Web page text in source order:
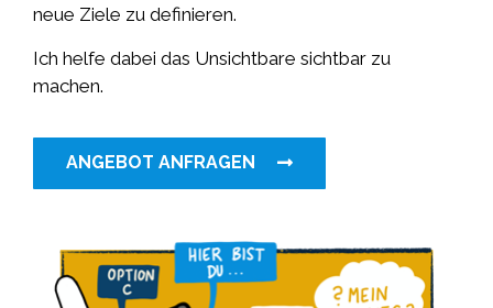
neue Ziele zu definieren.
Ich helfe dabei das Unsichtbare sichtbar zu
machen.
ANGEBOT ANFRAGEN